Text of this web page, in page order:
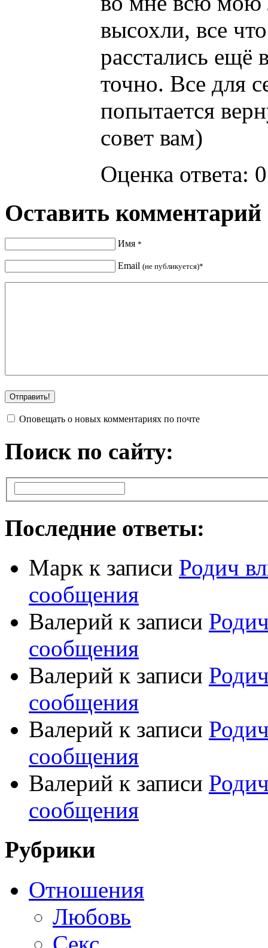
высохли, все
расстались ещё
точно. Все для
попытается
совет вам)
Оценка ответа:
Оставить комментарий
Имя *
Email (не публикуется)*
Оповещать о новых комментариях по почте
Поиск по сайту:
Последние ответы:
Марк к записи Родич
сообщения
Валерий к записи
сообщения
Валерий к записи
сообщения
Валерий к записи
сообщения
Валерий к записи
сообщения
Рубрики
Отношения
Любовь